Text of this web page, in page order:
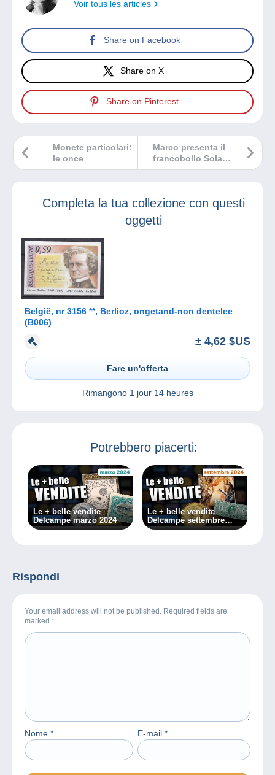
Voir tous les articles
Share on Facebook
Share on X
Share on Pinterest
Marco presenta il
francobollo Solar
Impulse 2.
filatelico?
Monete particolari:
le once
Completa la tua collezione con questi
oggetti
België, nr 3156 **, Berlioz, ongetand-non dentelee
(B006)
± 4,62 $US
Fare un'offerta
Rimangono 1 jour 14 heures
Potrebbero piacerti:
Le + belle vendite
Delcampe marzo 2024
Le + belle vendite
Delcampe settembre
2024
Rispondi
Your email address will not be published. Required fields are
marked *
Nome * E-mail *